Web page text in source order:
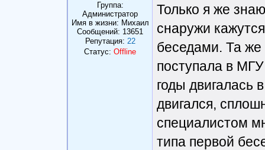
Группа:
Администратор
Имя в жизни: Михаил
Сообщений: 13651
Репутация: 22
Статус: Offline
Только я же
снаружи
беседами. Та
поступала в
годы двигалась
двигался,
специалистом
типа первой